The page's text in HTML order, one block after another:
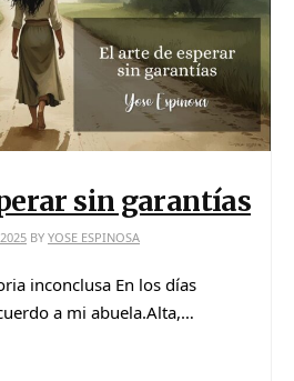
sin garantías
BY YOSE ESPINOSA
inconclusa En los días
a mi abuela.Alta,…